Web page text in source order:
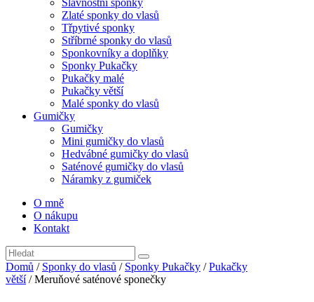
Slavnostní sponky
Zlaté sponky do vlasů
Třpytivé sponky
Stříbrné sponky do vlasů
Sponkovníky a doplňky
Sponky Pukačky
Pukačky malé
Pukačky větší
Malé sponky do vlasů
Gumičky
Gumičky
Mini gumičky do vlasů
Hedvábné gumičky do vlasů
Saténové gumičky do vlasů
Náramky z gumiček
O mně
O nákupu
Kontakt
Domů / Sponky do vlasů / Sponky Pukačky /Pukačky
větší/ Meruňové saténové sponečky